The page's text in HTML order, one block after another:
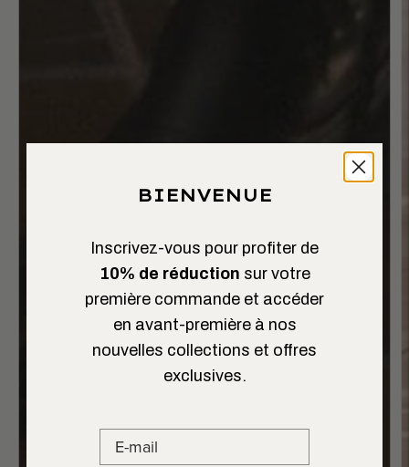
BIENVENUE
Inscrivez-vous pour profiter de
10% de réduction sur votre
première commande et accéder
en avant-première à nos
nouvelles collections et offres
exclusives.